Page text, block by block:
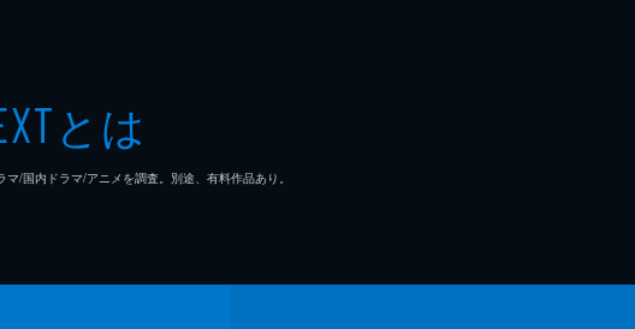
とは
/国内ドラマ/アニメを調査。別途、有料作品あり。